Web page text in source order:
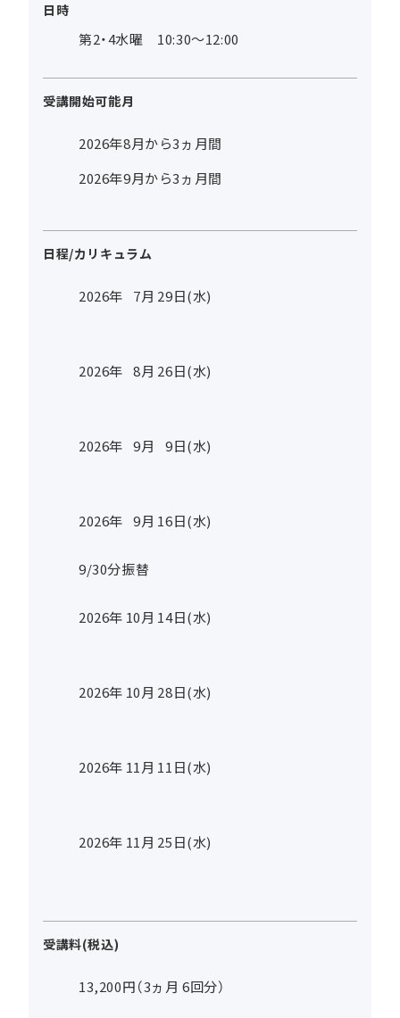
日時
第2・4水曜 10:30～12:00
受講開始可能月
2026年8月から3ヵ月間
2026年9月から3ヵ月間
日程/カリキュラム
2026年 7月 29日(水)
2026年 8月 26日(水)
2026年 9月 9日(水)
2026年 9月 16日(水)
9/30分振替
2026年 10月 14日(水)
2026年 10月 28日(水)
2026年 11月 11日(水)
2026年 11月 25日(水)
受講料(税込)
13,200円（3ヵ月 6回分）